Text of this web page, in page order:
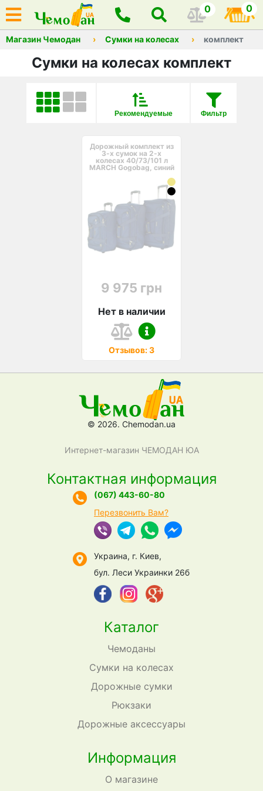
0 0
Магазин Чемодан Сумки на колесах комплект
Сумки на колесах комплект
Фильтр
Рекомендуемые
Дорожный комплект из
3-х сумок на 2-х
колесах 40/73/101 л
MARCH Gogobag, синий
9 975 грн
Нет в наличии
Отзывов: 3
© 2026. Chemodan.ua
Интернет-магазин ЧЕМОДАН ЮА
Каталог
Чемоданы
Сумки на колесах
Дорожные сумки
Рюкзаки
Дорожные аксессуары
Информация
О магазине
Контактная информация
(067) 443-60-80
Перезвонить Вам?
Украина, г. Киев,
бул. Леси Украинки 26б